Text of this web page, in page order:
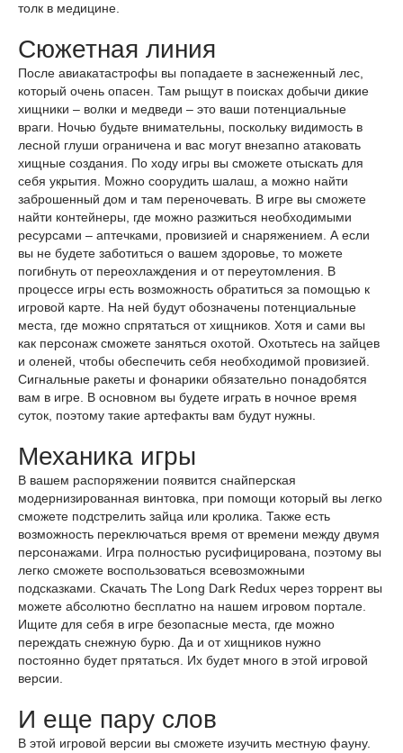
толк в медицине.
Сюжетная линия
После авиакатастрофы вы попадаете в заснеженный лес,
который очень опасен. Там рыщут в поисках добычи дикие
хищники – волки и медведи – это ваши потенциальные
враги. Ночью будьте внимательны, поскольку видимость в
лесной глуши ограничена и вас могут внезапно атаковать
хищные создания. По ходу игры вы сможете отыскать для
себя укрытия. Можно соорудить шалаш, а можно найти
заброшенный дом и там переночевать. В игре вы сможете
найти контейнеры, где можно разжиться необходимыми
ресурсами – аптечками, провизией и снаряжением. А если
вы не будете заботиться о вашем здоровье, то можете
погибнуть от переохлаждения и от переутомления. В
процессе игры есть возможность обратиться за помощью к
игровой карте. На ней будут обозначены потенциальные
места, где можно спрятаться от хищников. Хотя и сами вы
как персонаж сможете заняться охотой. Охотьтесь на зайцев
и оленей, чтобы обеспечить себя необходимой провизией.
Сигнальные ракеты и фонарики обязательно понадобятся
вам в игре. В основном вы будете играть в ночное время
суток, поэтому такие артефакты вам будут нужны.
Механика игры
В вашем распоряжении появится снайперская
модернизированная винтовка, при помощи который вы легко
сможете подстрелить зайца или кролика. Также есть
возможность переключаться время от времени между двумя
персонажами. Игра полностью русифицирована, поэтому вы
легко сможете воспользоваться всевозможными
подсказками. Скачать The Long Dark Redux через торрент вы
можете абсолютно бесплатно на нашем игровом портале.
Ищите для себя в игре безопасные места, где можно
переждать снежную бурю. Да и от хищников нужно
постоянно будет прятаться. Их будет много в этой игровой
версии.
И еще пару слов
В этой игровой версии вы сможете изучить местную фауну.